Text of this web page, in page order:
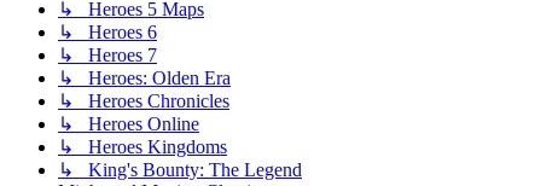
↳ Heroes 5 Maps
↳ Heroes 6
↳ Heroes 7
↳ Heroes: Olden Era
↳ Heroes Chronicles
↳ Heroes Online
↳ Heroes Kingdoms
↳ King's Bounty: The Legend